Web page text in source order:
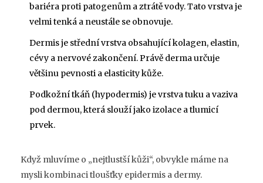
bariéra proti patogenům a ztrátě vody. Tato vrstva je
velmi tenká a neustále se obnovuje.
Dermisje střední vrstva obsahující kolagen, elastin,
cévy a nervové zakončení. Právě derma určuje
většinu pevnosti a elasticity kůže.
Podkožní tkáň (hypodermis) jevrstva tuku a vaziva
pod dermou, která slouží jako izolace a tlumicí
prvek.
Když mluvíme o „nejtlustší kůži“, obvykle máme na
mysli kombinaci tloušťky epidermis a dermy.